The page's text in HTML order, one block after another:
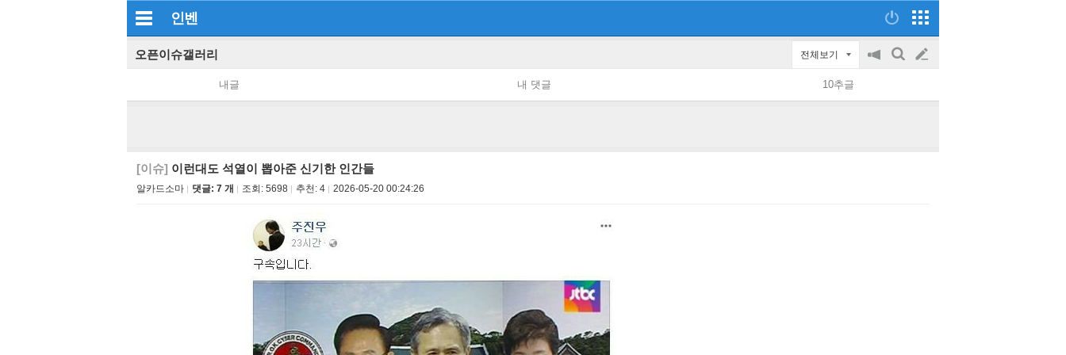
인벤
오픈이슈갤러리 전체보기
공
on/off
검
글
쓰
내글 내 댓글 10추글
[이슈] 이런대도 석열이 뽑아준 신기한 인간들
알카드소마 댓글: 7 개 조회: 5698 추천: 4 2026-05-20 00:24:26